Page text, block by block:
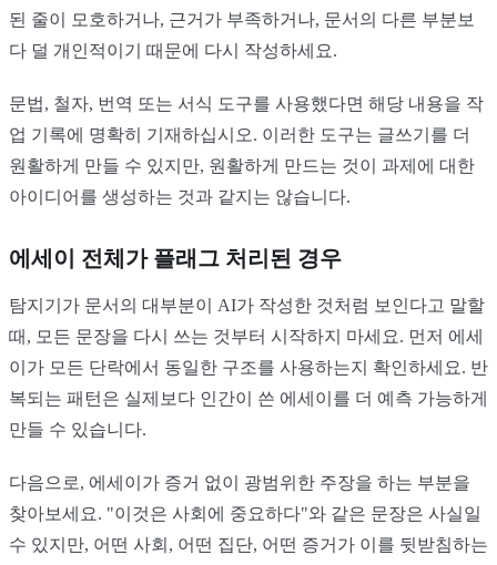
된 줄이 모호하거나, 근거가 부족하거나, 문서의 다른 부분보
다 덜 개인적이기 때문에 다시 작성하세요.
문법, 철자, 번역 또는 서식 도구를 사용했다면 해당 내용을 작
업 기록에 명확히 기재하십시오. 이러한 도구는 글쓰기를 더
원활하게 만들 수 있지만, 원활하게 만드는 것이 과제에 대한
아이디어를 생성하는 것과 같지는 않습니다.
에세이 전체가 플래그 처리된 경우
탐지기가 문서의 대부분이 AI가 작성한 것처럼 보인다고 말할
때, 모든 문장을 다시 쓰는 것부터 시작하지 마세요. 먼저 에세
이가 모든 단락에서 동일한 구조를 사용하는지 확인하세요. 반
복되는 패턴은 실제보다 인간이 쓴 에세이를 더 예측 가능하게
만들 수 있습니다.
다음으로, 에세이가 증거 없이 광범위한 주장을 하는 부분을
찾아보세요. "이것은 사회에 중요하다"와 같은 문장은 사실일
수 있지만, 어떤 사회, 어떤 집단, 어떤 증거가 이를 뒷받침하는